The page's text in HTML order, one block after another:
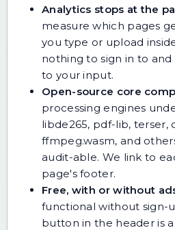
Analytics stops at the
measure which pages
you type or upload
nothing to sign in to
to your input.
Open-source core
processing engines
libde265, pdf-lib, terser,
ffmpeg.wasm, and
audit-able. We link to
page's footer.
Free, with or without
functional without sign-
button in the header is